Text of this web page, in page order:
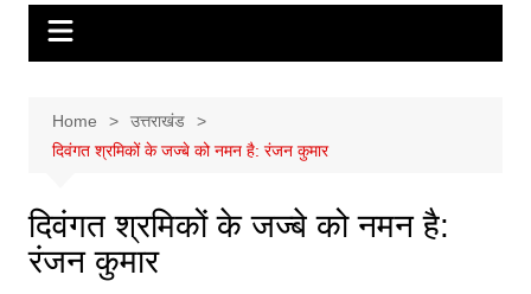
Home
उत्तराखंड
दिवंगत श्रमिकों के जज्बे को नमन है: रंजन कुमार
दिवंगत श्रमिकों के जज्बे को नमन है:
रंजन कुमार